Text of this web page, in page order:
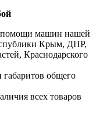
помощи машин нашей
Крым, ДНР,
Краснодарского
габаритов общего
всех товаров